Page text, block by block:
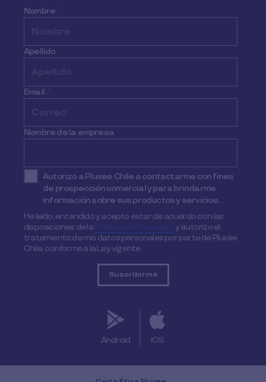
Nombre *
Apellido
Email *
Nombre de la empresa
Autorizo a Pluxee Chile a contactarme con fines
de prospección comercial y para brindarme
información sobre sus productos y servicios.
He leído, entendido y acepto estar de acuerdo con las
disposiciones de laPolítica de Privacidad,y autorizo el
tratamiento de mis datos personales por parte de Pluxee
Chile, conforme a la Ley vigente
Android iOS